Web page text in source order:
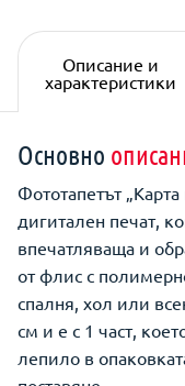
Описание и
характеристики
Основно
Фототапетът
дигитален печат,
впечатляваща и
от флис с
спалня, хол или
см и е с 1 част,
лепило в